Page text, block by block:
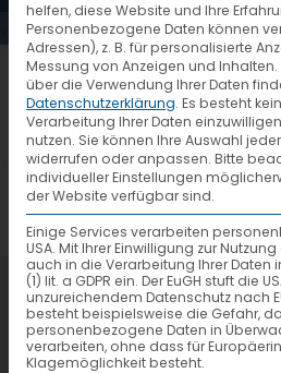
ISO
ENG
Zertifikat 171117034_1
7. Juli 2026
VTL hat neuen
helfen, diese Website und Ihre
Personenbezogene Daten können
Adressen), z. B. für personalisierte
Messung von Anzeigen und Inhalten.
über die Verwendung Ihrer Daten
Datenschutzerklärung. Es besteht
Verarbeitung Ihrer Daten
nutzen. Sie können Ihre Auswahl
widerrufen oder anpassen. Bitte
individueller Einstellungen
der Website verfügbar sind.
Einige Services verarbeiten
USA. Mit Ihrer Einwilligung zur
auch in die Verarbeitung Ihrer Daten
(1) lit. a GDPR ein. Der EuGH stuft die
unzureichendem Datenschutz nach
besteht beispielsweise die Gefahr,
personenbezogene Daten in
verarbeiten, ohne dass für
Klagemöglichkeit besteht.